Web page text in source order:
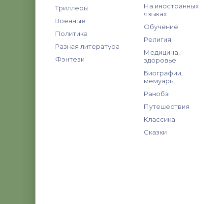
Триллеры
Военные
Политика
Разная литература
Фэнтези
На иностранных
языках
Обучение
Религия
Медицина,
здоровье
Биографии,
мемуары
Ранобэ
Путешествия
Классика
Сказки